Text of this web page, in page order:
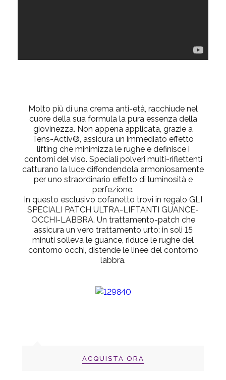
Molto più di una crema anti-età, racchiude nel
cuore della sua formula la pura essenza della
giovinezza. Non appena applicata, grazie a
Tens-Activ®, assicura un immediato effetto
lifting che minimizza le rughe e definisce i
contorni del viso. Speciali polveri multi-riflettenti
catturano la luce diffondendola armoniosamente
per uno straordinario effetto di luminosità e
perfezione.
In questo esclusivo cofanetto trovi in regalo GLI
SPECIALI PATCH ULTRA-LIFTANTI GUANCE-
OCCHI-LABBRA. Un trattamento-patch che
assicura un vero trattamento urto: in soli 15
minuti solleva le guance, riduce le rughe del
contorno occhi, distende le linee del contorno
labbra.
ACQUISTA ORA